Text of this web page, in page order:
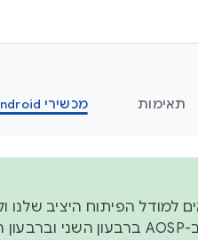
תאימות מכשירי Android
כדי להתאים למודל הפיתוח